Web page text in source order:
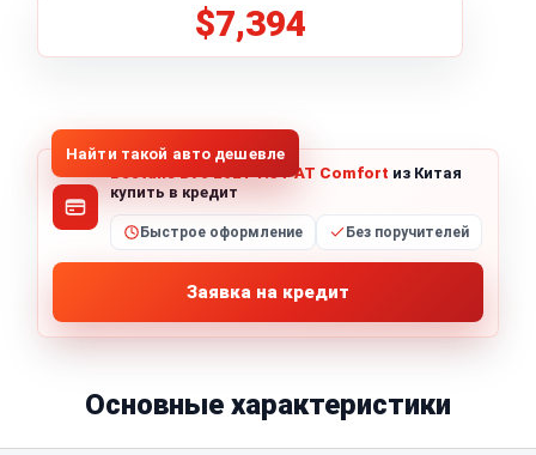
$7,394
Найти такой авто дешевле
Bestune B70 2021 1.5T AT Comfort из Китая
купить в кредит
Быстрое оформление Без поручителей
Заявка на кредит
Основные характеристики